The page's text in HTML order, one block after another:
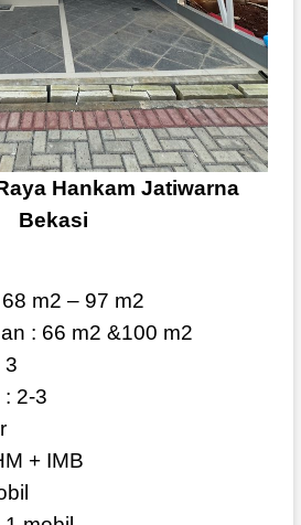
Hankam Jatiwarna
Bekasi
m2 – 97 m2
: 66 m2 &100 m2
3
2-3
+ IMB